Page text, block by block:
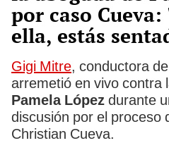
por caso Cueva:
ella, estás
Gigi Mitre, conductora
arremetió en vivo contra
Pamela López durante
discusión por el proceso
Christian Cueva.